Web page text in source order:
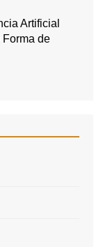
Artificial
Forma de